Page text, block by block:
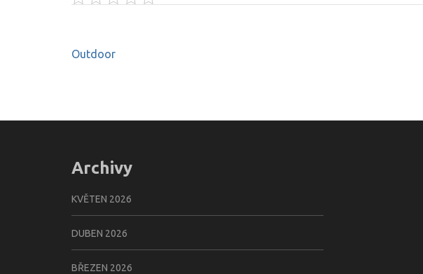
Navigace
Outdoor
Archivy
KVĚTEN 2026
DUBEN 2026
BŘEZEN 2026